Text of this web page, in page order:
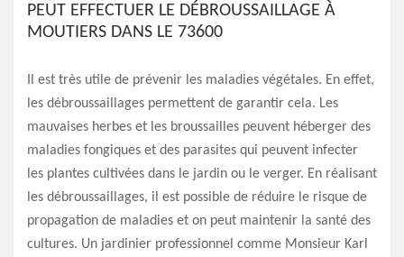
PEUT EFFECTUER LE DÉBROUSSAILLAGE À
MOUTIERS DANS LE 73600
Il est très utile de prévenir les maladies végétales. En effet,
les débroussaillages permettent de garantir cela. Les
mauvaises herbes et les broussailles peuvent héberger des
maladies fongiques et des parasites qui peuvent infecter
les plantes cultivées dans le jardin ou le verger. En réalisant
les débroussaillages, il est possible de réduire le risque de
propagation de maladies et on peut maintenir la santé des
cultures. Un jardinier professionnel comme Monsieur Karl